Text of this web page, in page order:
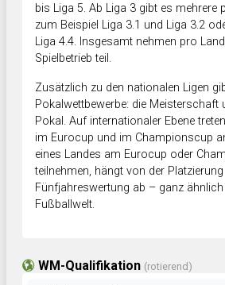
bis Liga 5. Ab Liga 3 gibt es mehrere
zum Beispiel Liga 3.1 und Liga 3.2
Liga 4.4. Insgesamt nehmen pro
Spielbetrieb teil.
Zusätzlich zu den nationalen Ligen
Pokalwettbewerbe: die Meisterschaft
Pokal. Auf internationaler Ebene
im Eurocup und im Championscup
eines Landes am Eurocup oder
teilnehmen, hängt von der
Fünfjahreswertung ab – ganz ähnlich
Fußballwelt.
WM-Qualifikation (rotierend)